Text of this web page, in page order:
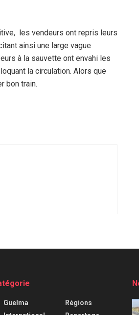
les vendeurs ont repris leurs
ainsi une large vague
à la sauvette ont envahi les
la circulation. Alors que
bon train.
Guelma
Régions